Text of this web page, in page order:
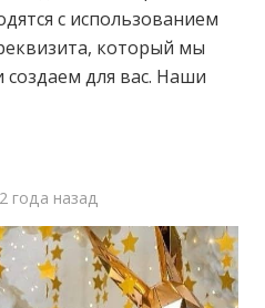
с использованием
который мы
для вас. Наши
2 года назад